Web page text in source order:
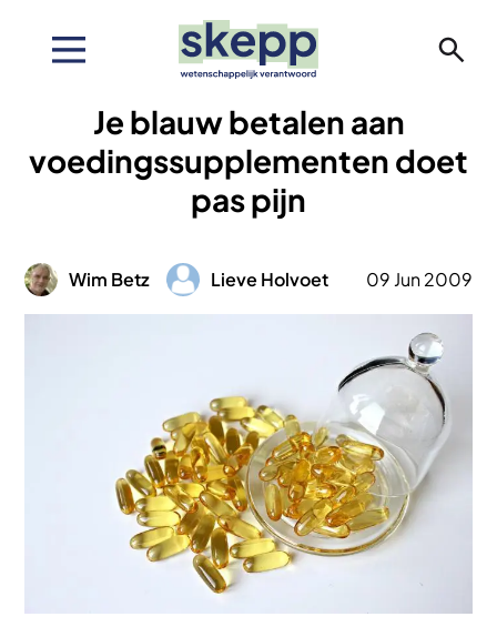
Je blauw betalen aan
voedingssupplementen doet
pas pijn
Afbeelding
Wim Betz Afbeelding
Lieve Holvoet 09 Jun 2009